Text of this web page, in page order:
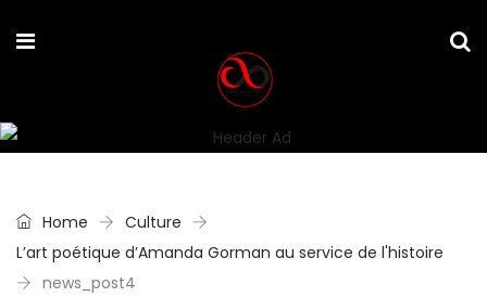
Home
Culture
L’art poétique d’Amanda Gorman au service de l'histoire
news_post4